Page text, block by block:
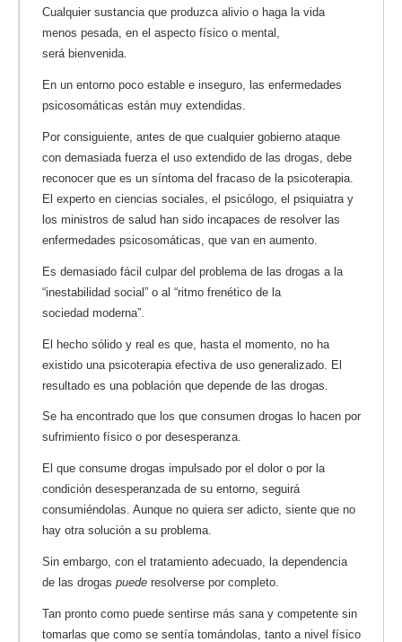
Cualquier sustancia que produzca alivio o haga la vida
menos pesada, en el aspecto físico o mental,
será bienvenida.
En un entorno poco estable e inseguro, las enfermedades
psicosomáticas están muy extendidas.
Por consiguiente, antes de que cualquier gobierno ataque
con demasiada fuerza el uso extendido de las drogas, debe
reconocer que es un síntoma del fracaso de la psicoterapia.
El experto en ciencias sociales, el psicólogo, el psiquiatra y
los ministros de salud han sido incapaces de resolver las
enfermedades psicosomáticas, que van en aumento.
Es demasiado fácil culpar del problema de las drogas a la
“inestabilidad social” o al “ritmo frenético de la
sociedad moderna”.
El hecho sólido y real es que, hasta el momento, no ha
existido una psicoterapia efectiva de uso generalizado. El
resultado es una población que depende de las drogas.
Se ha encontrado que los que consumen drogas lo hacen por
sufrimiento físico o por desesperanza.
El que consume drogas impulsado por el dolor o por la
condición desesperanzada de su entorno, seguirá
consumiéndolas. Aunque no quiera ser adicto, siente que no
hay otra solución a su problema.
Sin embargo, con el tratamiento adecuado, la dependencia
de las drogas puede resolverse por completo.
Tan pronto como puede sentirse más sana y competente sin
tomarlas que como se sentía tomándolas, tanto a nivel físico